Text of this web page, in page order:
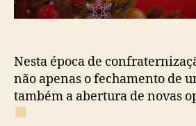
Nesta época de
não apenas o fechamento de
também a abertura de novas